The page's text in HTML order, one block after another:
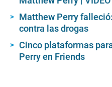
Matthew Perry
contra las drogas
Cinco plataformas
Perry en Friends